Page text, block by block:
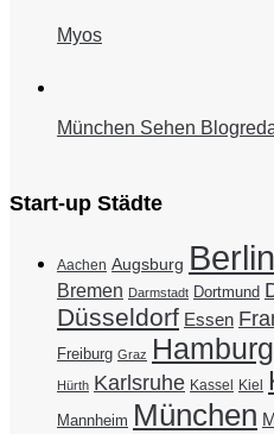
Myos
München Sehen
Start-up Städte
Aachen Augsburg Berlin
Bremen Darmstadt Dortmund
Düsseldorf Essen
Freiburg Graz Hamburg
Hürth Karlsruhe Kassel Kiel
Mannheim München